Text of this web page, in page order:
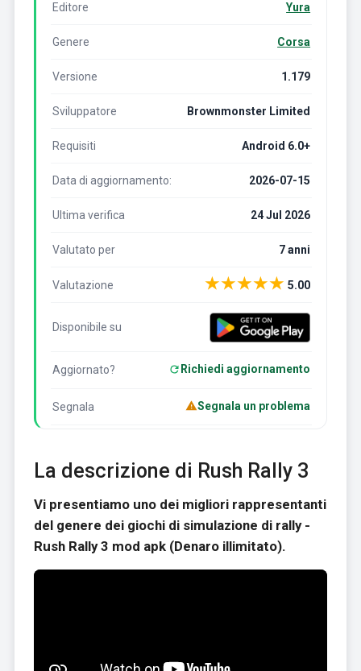
Editore Yura
Genere Corsa
Versione 1.179
Sviluppatore Brownmonster Limited
Requisiti Android 6.0+
Data di aggiornamento: 2026-07-15
Ultima verifica 24 Jul 2026
Valutato per 7 anni
Valutazione ★★★★★ 5.00
Disponibile su
Aggiornato? Richiedi aggiornamento
Segnala Segnala un problema
La descrizione di Rush Rally 3
Vi presentiamo uno dei migliori rappresentanti
del genere dei giochi di simulazione di rally -
Rush Rally 3 mod apk (Denaro illimitato).